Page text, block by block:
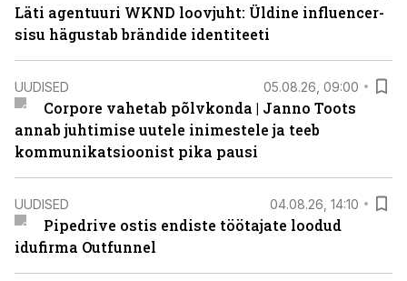
Läti agentuuri WKND loovjuht: Üldine influencer-
sisu hägustab brändide identiteeti
UUDISED 05.08.26, 09:00
Corpore vahetab põlvkonda | Janno Toots
annab juhtimise uutele inimestele ja teeb
kommunikatsioonist pika pausi
UUDISED 04.08.26, 14:10
Pipedrive ostis endiste töötajate loodud
idufirma Outfunnel